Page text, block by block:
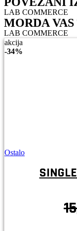
LAB COMMERCE
MORDA
LAB COMMERCE
akcija
-34%
Ostalo